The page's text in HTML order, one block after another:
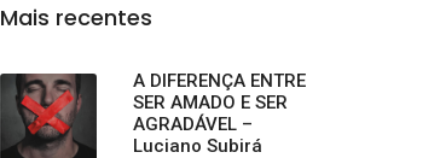
Mais recentes
A DIFERENÇA ENTRE
SER AMADO E SER
AGRADÁVEL –
Luciano Subirá